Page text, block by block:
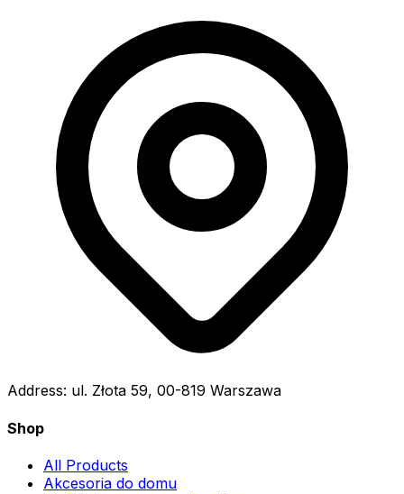
Address: ul. Złota 59, 00-819 Warszawa
Shop
All Products
Akcesoria do domu